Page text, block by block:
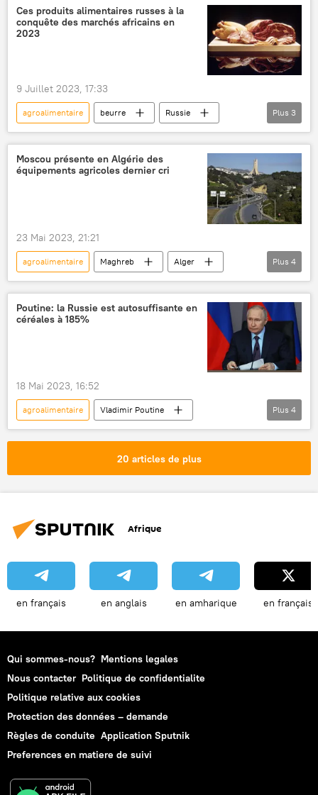
fruits
vin
produits alimentaires
production agricole
salon Opinion
Ces produits alimentaires russes à la
conquête des marchés africains en
2023
9 Juillet 2023, 17:33
agroalimentaire beurre
Russie
Angola
Afrique
produits alimentaires
Plus 3
Moscou présente en Algérie des
équipements agricoles dernier cri
23 Mai 2023, 21:21
agroalimentaire Maghreb
Alger
Moscou
équipements
production agricole
Algérie
Plus 4
Poutine: la Russie est autosuffisante en
céréales à 185%
18 Mai 2023, 16:52
agroalimentaire
Vladimir Poutine
exportations
céréales
Plus 4
20 articles de plus
Afrique
en français en anglais en amharique en français
Qui sommes-nous? Mentions legales
Nous contacter Politique de confidentialite
Politique relative aux cookies
Protection des données – demande
Règles de conduite Application Sputnik
Preferences en matiere de suivi